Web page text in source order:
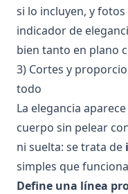
si lo incluyen, y
indicador de
bien tanto en plano
3) Cortes y
todo
La elegancia
cuerpo sin pelear
ni suelta: se trata de
simples que
Define una línea